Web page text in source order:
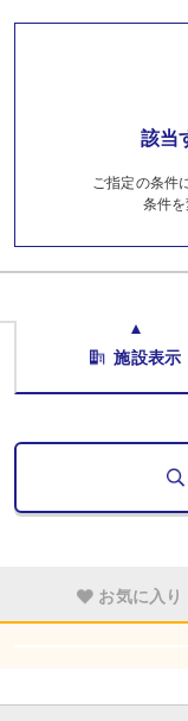
該当
ご指定の条件
条件を
施設表示
お気に入り